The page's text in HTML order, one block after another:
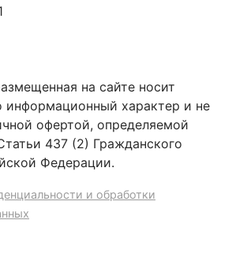
на сайте носит
информационный характер и не
офертой, определяемой
437 (2) Гражданского
Федерации.
и обработки